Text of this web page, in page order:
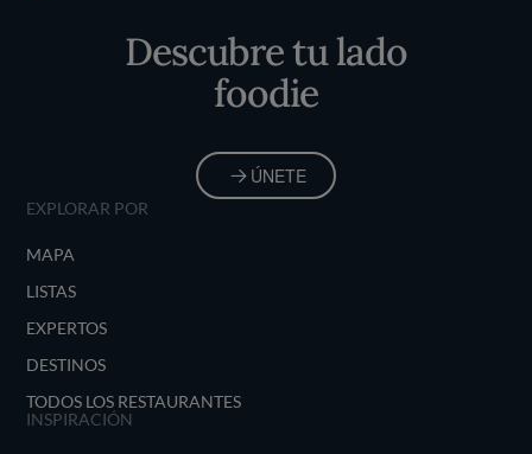
Descubre tu lado
foodie
ÚNETE
EXPLORAR POR
MAPA
LISTAS
EXPERTOS
DESTINOS
TODOS LOS RESTAURANTES
INSPIRACIÓN